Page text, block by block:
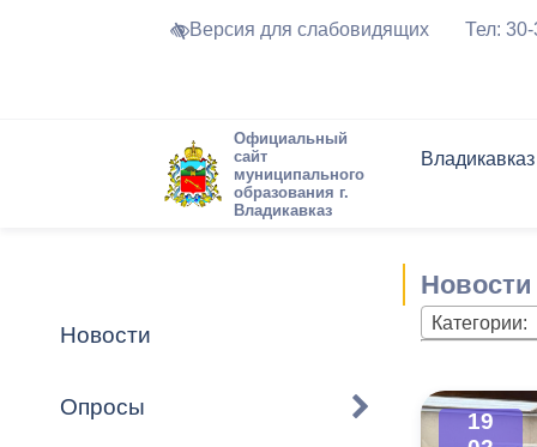
Версия для слабовидящих Тел:
Официальный
сайт
муниципального
образования г.
Владикавказ
Владикавказ
Устав города
Города-
Торги и
Формы
Обратная
Комиссии
График
Новостная
Актуально
Новости
Опросы
Новости
Категории:
19